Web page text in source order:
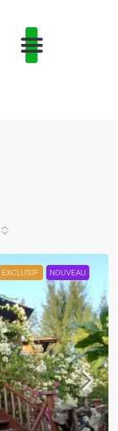
EXCLUSIF NOUVEAU